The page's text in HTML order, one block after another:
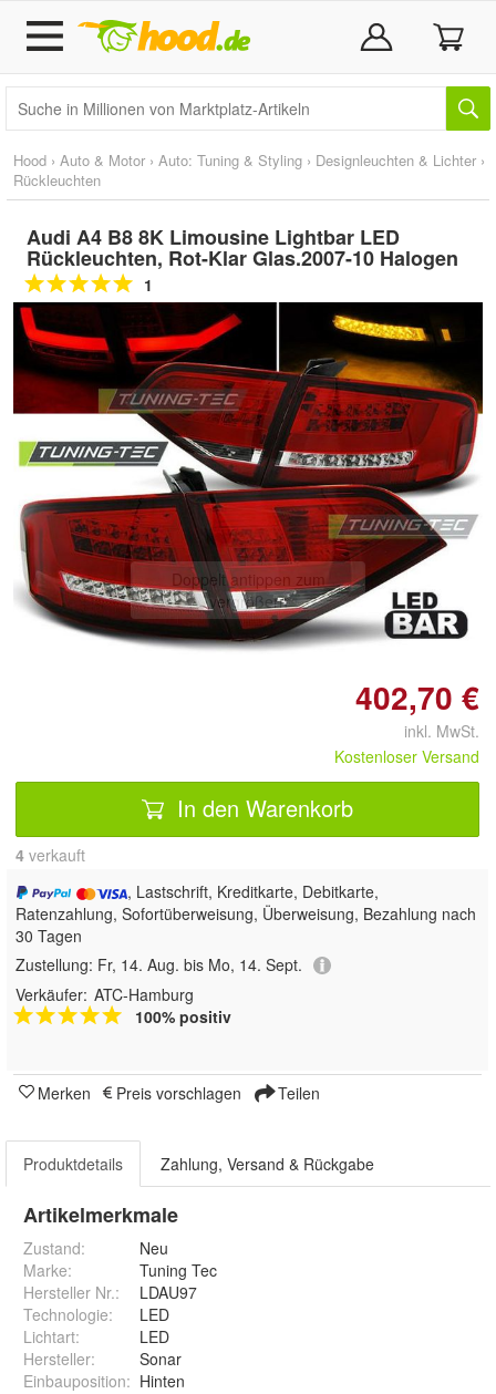
Hood › Auto & Motor › Auto: Tuning & Styling › Designleuchten & Lichter ›
Rückleuchten
Audi A4 B8 8K Limousine Lightbar LED
Rückleuchten, Rot-Klar Glas.2007-10 Halogen
1
Doppelt antippen zum
vergrößern
402,70 €
inkl. MwSt.
Kostenloser Versand
In den Warenkorb
4 verkauft
, Lastschrift, Kreditkarte, Debitkarte,
Ratenzahlung, Sofortüberweisung, Überweisung, Bezahlung nach
30 Tagen
Zustellung: Fr, 14. Aug. bis Mo, 14. Sept.
Verkäufer: ATC-Hamburg
100% positiv
Merken Preis vorschlagen Teilen
Produktdetails Zahlung, Versand & Rückgabe
Artikelmerkmale
Zustand:
Neu
Marke:
Tuning Tec
Hersteller Nr.:
LDAU97
Technologie:
LED
Lichtart:
LED
Hersteller:
Sonar
Einbauposition: Hinten